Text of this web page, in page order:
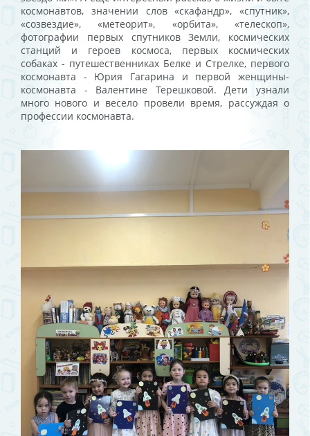
космонавтов, значении слов «скафандр», «спутник»,
«созвездие», «метеорит», «орбита», «телескоп»,
фотографии первых спутников Земли, космических
станций и героев космоса, первых космических
собаках - путешественниках Белке и Стрелке, первого
космонавта - Юрия Гагарина и первой женщины-
космонавта - Валентине Терешковой. Дети узнали
много нового и весело провели время, рассуждая о
профессии космонавта.